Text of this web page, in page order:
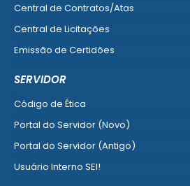
Central de Contratos/Atas
Central de Licitações
Emissão de Certidões
SERVIDOR
Código de Ética
Portal do Servidor (Novo)
Portal do Servidor (Antigo)
Usuário Interno SEI!